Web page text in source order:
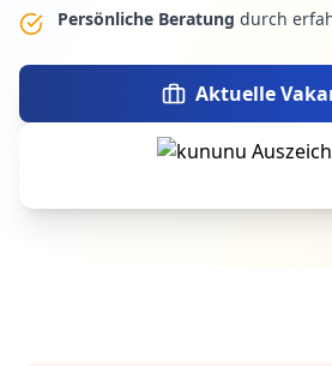
Persönliche Beratung durch
Aktuelle